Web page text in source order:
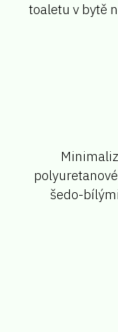
toaletu v bytě
šedo-